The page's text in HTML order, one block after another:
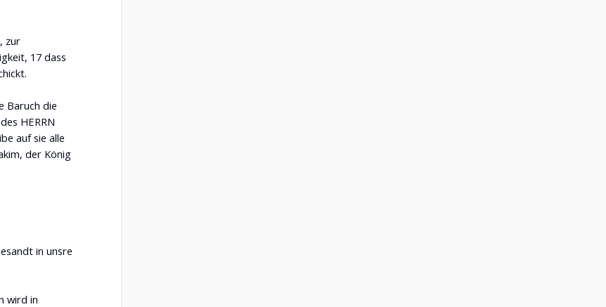
zur
17 dass
Baruch die
HERRN
auf sie alle
der König
in unsre
wird in